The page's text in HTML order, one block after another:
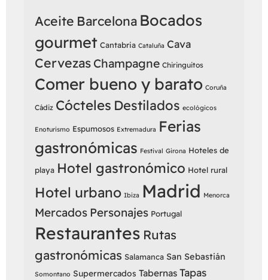
Aceite Barcelona Bocados
gourmet Cantabria Cataluña Cava
Cervezas Champagne Chiringuitos
Comer bueno y barato Coruña
Cádiz Cócteles Destilados ecológicos
Enoturismo Espumosos Extremadura Ferias
gastronómicas Festival Girona Hoteles de
playa Hotel gastronómico Hotel rural
Hotel urbano Ibiza Madrid Menorca
Mercados Personajes Portugal
Restaurantes Rutas
gastronómicas Salamanca San Sebastián
Somontano Supermercados Tabernas Tapas